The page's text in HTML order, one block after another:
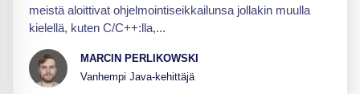
meistä aloittivat ohjelmointiseikkailunsa jollakin muulla
kielellä, kuten C/C++:lla,...
MARCIN PERLIKOWSKI
Vanhempi Java-kehittäjä